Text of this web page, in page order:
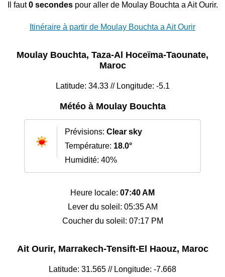
Il faut0 secondespour aller de Moulay Bouchta a Ait Ourir.
Itinéraire à partir de Moulay Bouchta a Ait Ourir
Moulay Bouchta, Taza-Al Hoceïma-Taounate,
Maroc
Latitude: 34.33 // Longitude: -5.1
Météo à Moulay Bouchta
Prévisions: Clear sky
Température: 18.0°
Humidité: 40%
Heure locale: 07:40 AM
Lever du soleil: 05:35 AM
Coucher du soleil: 07:17 PM
Ait Ourir, Marrakech-Tensift-El Haouz, Maroc
Latitude: 31.565 // Longitude: -7.668